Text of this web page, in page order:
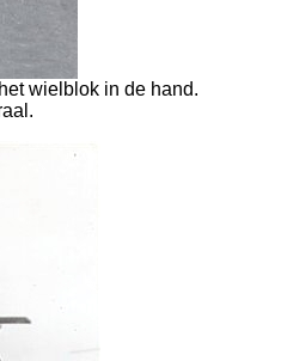
wielblok in de hand.